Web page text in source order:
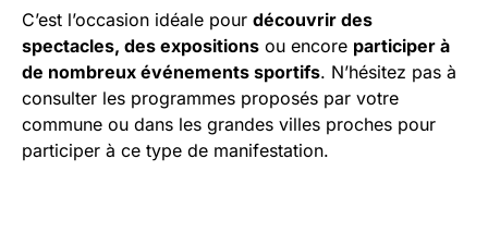
C’est l’occasion idéale pour découvrir des
spectacles, des expositions ou encore participer à
de nombreux événements sportifs. N’hésitez pas à
consulter les programmes proposés par votre
commune ou dans les grandes villes proches pour
participer à ce type de manifestation.